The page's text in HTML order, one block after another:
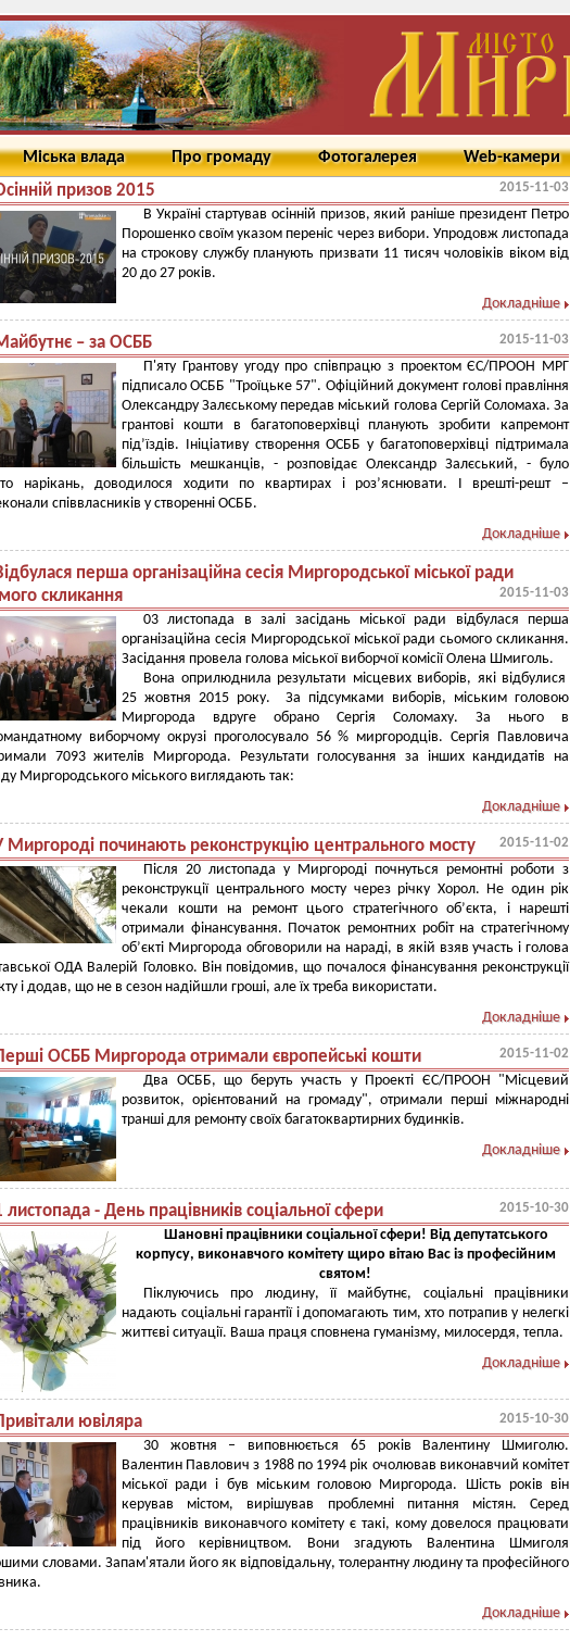
Міська влада Про громаду Фотогалерея Web-камери
призов 2015 2015-11-03
В Україні стартував осінній призов, який раніше президент Петро
Порошенко своїм указом переніс через вибори. Упродовж листопада
на строкову службу планують призвати 11 тисяч чоловіків віком від
20 до 27 років.
Докладніше
– за ОСББ 2015-11-03
П'яту Грантову угоду про співпрацю з проектом ЄС/ПРООН МРГ
підписало ОСББ "Троїцьке 57". Офіційний документ голові правління
Олександру Залєському передав міський голова Сергій Соломаха. За
грантові кошти в багатоповерхівці планують зробити капремонт
під’їздів. Ініціативу створення ОСББ у багатоповерхівці підтримала
більшість мешканців, - розповідає Олександр Залєський, - було
нарікань, доводилося ходити по квартирах і роз’яснювати. І врешті-решт –
співвласників у створенні ОСББ.
Докладніше
перша організаційна сесія Миргородської міської ради
скликання
2015-11-03
03 листопада в залі засідань міської ради відбулася перша
організаційна сесія Миргородської міської ради сьомого скликання.
Засідання провела голова міської виборчої комісії Олена Шмиголь.
Вона оприлюднила результати місцевих виборів, які відбулися
25 жовтня 2015 року. За підсумками виборів, міським головою
Миргорода вдруге обрано Сергія Соломаху. За нього в
виборчому окрузі проголосувало 56 % миргородців. Сергія Павловича
7093 жителів Миргорода. Результати голосування за інших кандидатів на
Миргородського міського виглядають так:
Докладніше
Миргороді починають реконструкцію центрального мосту 2015-11-02
Після 20 листопада у Миргороді почнуться ремонтні роботи з
реконструкції центрального мосту через річку Хорол. Не один рік
чекали кошти на ремонт цього стратегічного об’єкта, і нарешті
отримали фінансування. Початок ремонтних робіт на стратегічному
об’єкті Миргорода обговорили на нараді, в якій взяв участь і голова
ОДА Валерій Головко. Він повідомив, що почалося фінансування реконструкції
і додав, що не в сезон надійшли гроші, але їх треба використати.
Докладніше
ОСББ Миргорода отримали європейські кошти 2015-11-02
Два ОСББ, що беруть участь у Проекті ЄС/ПРООН "Місцевий
розвиток, орієнтований на громаду", отримали перші міжнародні
транші для ремонту своїх багатоквартирних будинків.
Докладніше
листопада - День працівників соціальної сфери 2015-10-30
Шановні працівники соціальної сфери! Від депутатського
корпусу, виконавчого комітету щиро вітаю Вас із професійним
святом!
Піклуючись про людину, її майбутнє, соціальні працівники
надають соціальні гарантії і допомагають тим, хто потрапив у нелегкі
життєві ситуації. Ваша праця сповнена гуманізму, милосердя, тепла.
Докладніше
ювіляра 2015-10-30
30 жовтня – виповнюється 65 років Валентину Шмиголю.
Валентин Павлович з 1988 по 1994 рік очолював виконавчий комітет
міської ради і був міським головою Миргорода. Шість років він
керував містом, вирішував проблемні питання містян. Серед
працівників виконавчого комітету є такі, кому довелося працювати
під його керівництвом. Вони згадують Валентина Шмиголя
словами. Запам'ятали його як відповідальну, толерантну людину та професійного
Докладніше